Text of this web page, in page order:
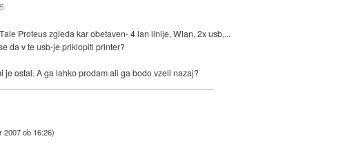
Proteus zgleda kar obetaven- 4 lan linije, Wlan, 2x usb,...
da v te usb-je priklopiti printer?
je ostal. A ga lahko prodam ali ga bodo vzeli nazaj?
2007 ob 16:26)